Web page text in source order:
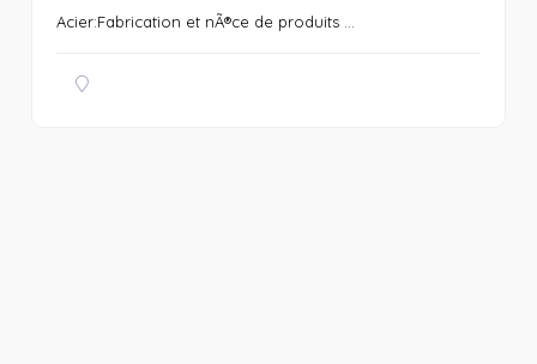
Acier:Fabrication et nÃ®ce de produits ...